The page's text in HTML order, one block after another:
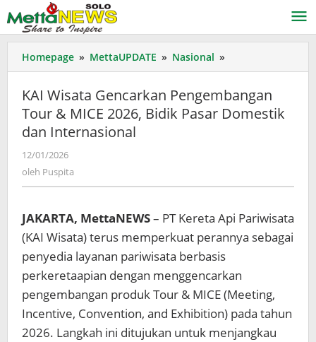
ke
konten
Homepage » MettaUPDATE » Nasional »
Wisata
Pengembangan
Tour
Pasar
dan
Internasional
KAI Wisata Gencarkan Pengembangan
Tour & MICE 2026, Bidik Pasar Domestik
dan Internasional
12/01/2026
oleh Puspita
JAKARTA, MettaNEWS– PT Kereta Api Pariwisata
(KAI Wisata) terus memperkuat perannya sebagai
penyedia layanan pariwisata berbasis
perkeretaapian dengan menggencarkan
pengembangan produk Tour & MICE (Meeting,
Incentive, Convention, and Exhibition) pada tahun
2026. Langkah ini ditujukan untuk menjangkau